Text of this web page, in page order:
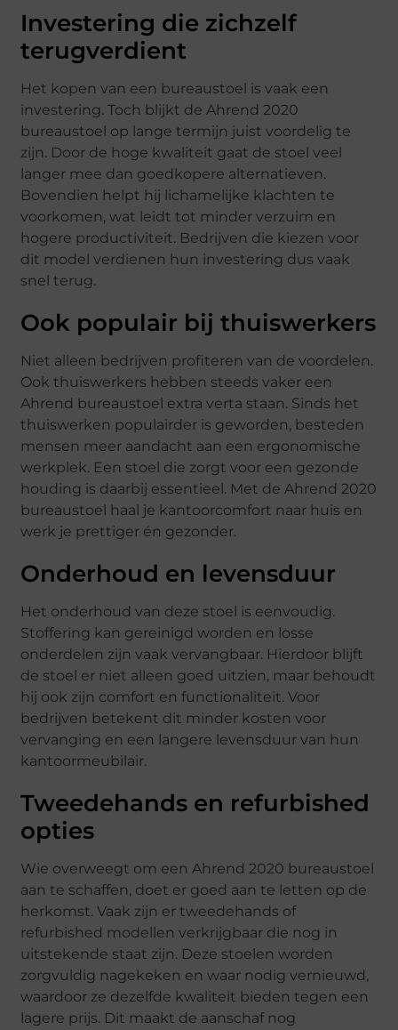
Investering die zichzelf
terugverdient
Het kopen van een bureaustoel is vaak een
investering. Toch blijkt de Ahrend 2020
bureaustoel op lange termijn juist voordelig te
zijn. Door de hoge kwaliteit gaat de stoel veel
langer mee dan goedkopere alternatieven.
Bovendien helpt hij lichamelijke klachten te
voorkomen, wat leidt tot minder verzuim en
hogere productiviteit. Bedrijven die kiezen voor
dit model verdienen hun investering dus vaak
snel terug.
Ook populair bij thuiswerkers
Niet alleen bedrijven profiteren van de voordelen.
Ook thuiswerkers hebben steeds vaker een
Ahrend bureaustoel extra verta staan. Sinds het
thuiswerken populairder is geworden, besteden
mensen meer aandacht aan een ergonomische
werkplek. Een stoel die zorgt voor een gezonde
houding is daarbij essentieel. Met de Ahrend 2020
bureaustoel haal je kantoorcomfort naar huis en
werk je prettiger én gezonder.
Onderhoud en levensduur
Het onderhoud van deze stoel is eenvoudig.
Stoffering kan gereinigd worden en losse
onderdelen zijn vaak vervangbaar. Hierdoor blijft
de stoel er niet alleen goed uitzien, maar behoudt
hij ook zijn comfort en functionaliteit. Voor
bedrijven betekent dit minder kosten voor
vervanging en een langere levensduur van hun
kantoormeubilair.
Tweedehands en refurbished
opties
Wie overweegt om een Ahrend 2020 bureaustoel
aan te schaffen, doet er goed aan te letten op de
herkomst. Vaak zijn er tweedehands of
refurbished modellen verkrijgbaar die nog in
uitstekende staat zijn. Deze stoelen worden
zorgvuldig nagekeken en waar nodig vernieuwd,
waardoor ze dezelfde kwaliteit bieden tegen een
lagere prijs. Dit maakt de aanschaf nog